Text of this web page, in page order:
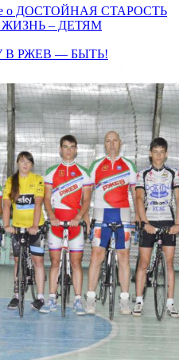
о ДОСТОЙНАЯ СТАРОСТЬ
– ДЕТЯМ
РЖЕВ — БЫТЬ!